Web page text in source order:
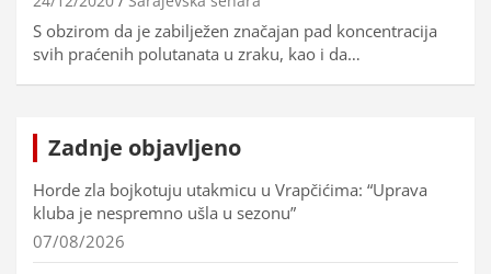
S obzirom da je zabilježen značajan pad koncentracija
svih praćenih polutanata u zraku, kao i da…
Zadnje objavljeno
Horde zla bojkotuju utakmicu u Vrapčićima: “Uprava
kluba je nespremno ušla u sezonu”
07/08/2026